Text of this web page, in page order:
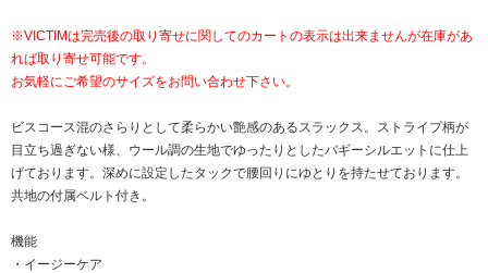
※VICTIMは完売後の取り寄せに関してのカートの表示は出来ませんが在庫があ
れば取り寄せ可能です。
お気軽にご希望のサイズをお問い合わせ下さい。
ビスコース混のさらりとして柔らかい艶感のあるスラックス。ストライプ柄が
目立ち過ぎない様、ウール調の生地でゆったりとしたバギーシルエットに仕上
げております。深めに設定したタックで腰回りにゆとりを持たせております。
共地の付属ベルト付き。
機能
・イージーケア